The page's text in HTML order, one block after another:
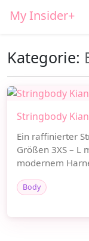
My Insider+
Kategorie:
Stringbody
Ein raffinierter
Größen 3XS – L
modernem
Body